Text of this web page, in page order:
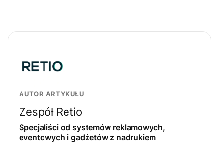
AUTOR ARTYKUŁU
Zespół Retio
Specjaliści od systemów reklamowych,
eventowych i gadżetów z nadrukiem